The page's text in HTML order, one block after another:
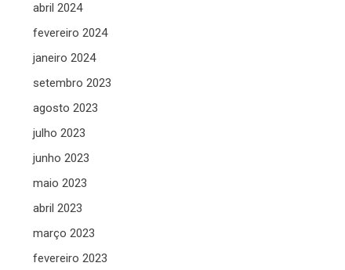
abril 2024
fevereiro 2024
janeiro 2024
setembro 2023
agosto 2023
julho 2023
junho 2023
maio 2023
abril 2023
março 2023
fevereiro 2023